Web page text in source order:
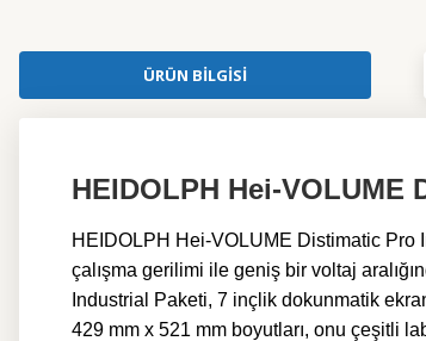
ÜRÜN BILGISI
HEIDOLPH Hei-
HEIDOLPH Hei-VOLUME Distimatic Pro
çalışma gerilimi ile geniş bir voltaj
Industrial Paketi, 7 inçlik dokunmatik
429 mm x 521 mm boyutları, onu çeşitli